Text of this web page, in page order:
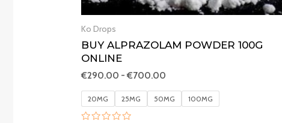
Ko Drops
BUY ALPRAZOLAM POWDER 100G
ONLINE
€290.00 - €700.00
20MG 25MG 50MG 100MG